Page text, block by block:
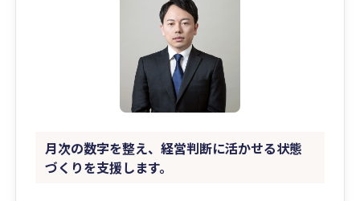
月次の数字を整え、経営判断に活かせる状態
づくりを支援します。